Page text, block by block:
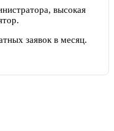
высокая
заявок в месяц.